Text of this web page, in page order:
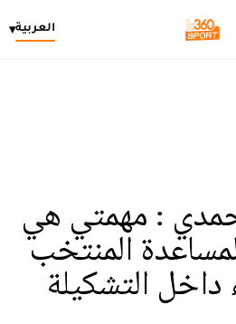
العربية▾
: مهمتي هي
لمساعدة المنتخب
التشكيلة